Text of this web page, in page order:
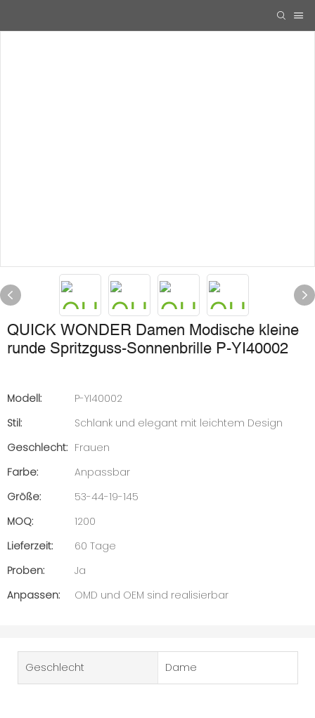
QUICK WONDER Damen Modische kleine
runde Spritzguss-Sonnenbrille P-YI40002
Modell:
P-YI40002
Stil:
Schlank und elegant mit leichtem Design
Geschlecht: Frauen
Farbe:
Anpassbar
Größe:
53-44-19-145
MOQ:
1200
Lieferzeit:
60 Tage
Proben:
Ja
Anpassen:
OMD und OEM sind realisierbar
Geschlecht Dame